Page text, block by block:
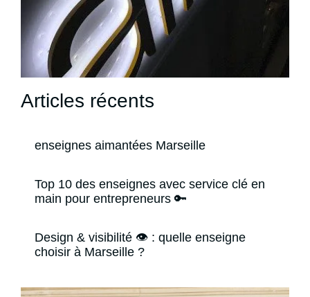
Articles récents
enseignes aimantées Marseille
Top 10 des enseignes avec service clé en
main pour entrepreneurs 🔑
Design & visibilité 👁️ : quelle enseigne
choisir à Marseille ?